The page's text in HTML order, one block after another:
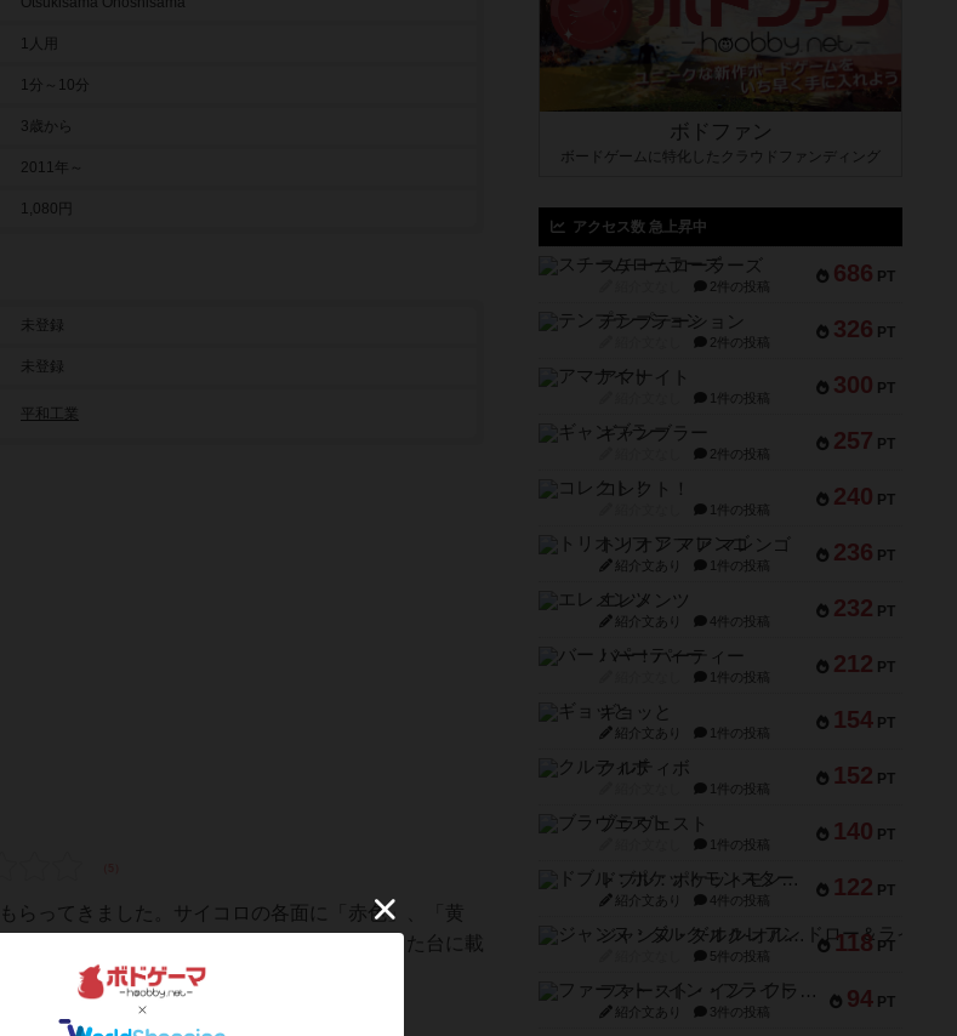
1人用
1分～10分
3歳から
2011年～
1,080円
未登録
未登録
平和工業
らってきました。サイコロの各面に「赤色」、「黄
色と同じ色をした星型のコマを、月の形をした台に載
力を加えると傾くので、載せる時...
ボドファン
ボードゲームに特化したクラウドファンディング
アクセス数 急上昇中
686 PT
スチームローラーズ
2件の投稿
326 PT
テンプテーション
2件の投稿
300 PT
アマナイト
1件の投稿
257 PT
ギャンブラー
2件の投稿
240 PT
コレクト！
1件の投稿
236 PT
トリオンフ ア マレンゴ
紹介文あり 1件の投稿
232 PT
エレメンツ
紹介文あり 4件の投稿
212 PT
バー！パーティー
1件の投稿
154 PT
ギョッと
紹介文あり 1件の投稿
152 PT
クルティボ
1件の投稿
140 PT
ブラヴェスト
1件の投稿
122 PT
ドブル：ポケットモンスター
紹介文あり 4件の投稿
118 PT
ジャンヌ・ダルク-オルレアン ドロー＆ライト
5件の投稿
94 PT
ファースト・イン・フライト
紹介文あり 3件の投稿